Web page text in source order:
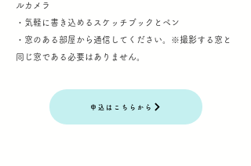
ルカメラ
・気軽に書き込めるスケッチブックとペン
・窓のある部屋から通信してください。※撮影する窓と
同じ窓である必要はありません。
申込はこちらから